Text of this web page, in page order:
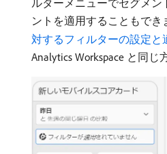
ントを適用することもでき
対するフィルターの設定と
Analytics Workspace と同じ